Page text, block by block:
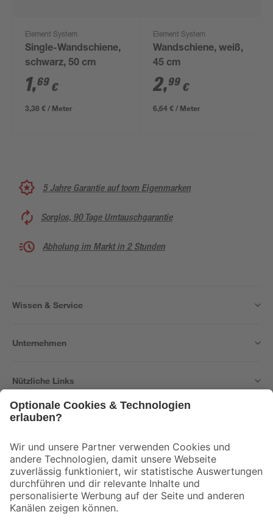
Element System
Single-Wandschiene,
schwarz, 50 cm
1,69 €
3,38 € / Meter
Element System
Wandschiene, weiß,
45 cm
2,99 €
6,64 € / Meter
5 Jahre Garantie auf toom Eigenmarken
Sorglos, 90 Tage Umtauschgarantie
Abholung im Markt in 2 Stunden
Wissen & Service
Unternehmen
Nützliche Links
Der toom Newsletter: Keine Angebote und Aktionen mehr verpassen!
Zur Newsletter Anmeldung
Folge uns